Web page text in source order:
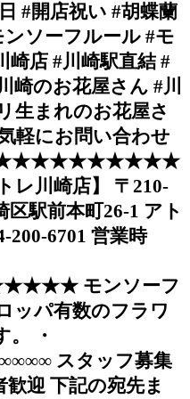
#開店祝い #胡蝶蘭
ンソーフルール #モ
店 #川崎駅直結 #
崎のお花屋さん #川
生まれのお花屋さ
軽にお問い合わせ
レ川崎店】 〒210-
区駅前本町26-1 アト
200-6701 営業時
モンソーフ
ッパ有数のフラワ
。 ・
スタッフ募集
迎 下記の宛先ま